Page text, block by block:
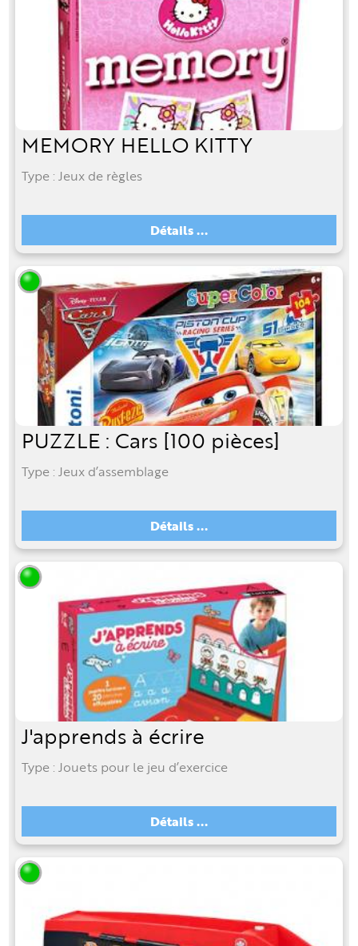
MEMORY HELLO KITTY
Type : Jeux de règles
Détails ...
PUZZLE : Cars [100 pièces]
Type : Jeux d’assemblage
Détails ...
J'apprends à écrire
Type : Jouets pour le jeu d’exercice
Détails ...